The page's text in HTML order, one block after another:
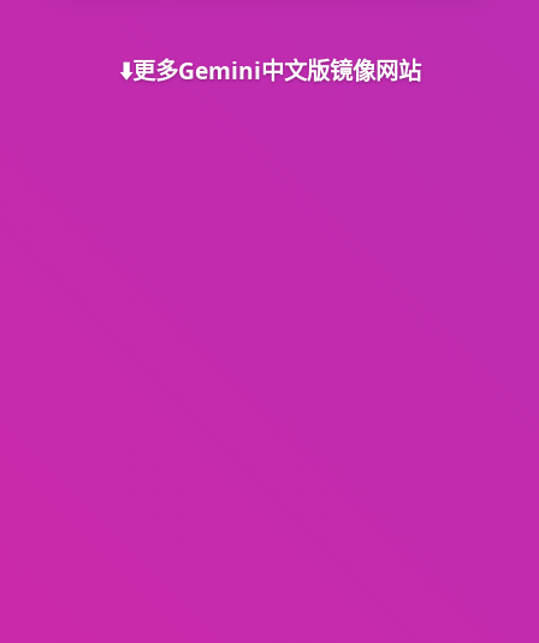
⬇️更多Gemini中文版镜像网站